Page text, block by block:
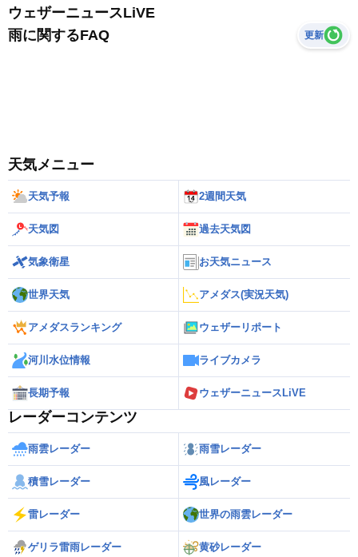
ウェザーニュースLiVE
雨に関するFAQ
更新
天気メニュー
天気予報 2週間天気
天気図 過去天気図
気象衛星 お天気ニュース
世界天気 アメダス(実況天気)
アメダスランキング ウェザーリポート
河川水位情報 ライブカメラ
長期予報 ウェザーニュースLiVE
レーダーコンテンツ
雨雲レーダー 雨雪レーダー
積雪レーダー 風レーダー
雷レーダー 世界の雨雲レーダー
ゲリラ雷雨レーダー 黄砂レーダー